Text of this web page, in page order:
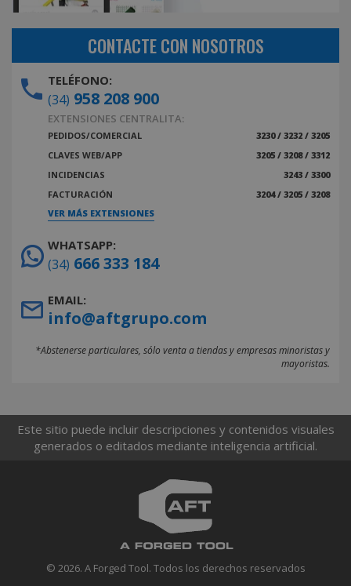
CONTACTE CON NOSOTROS
TELÉFONO:
(34) 958 208 900
EXTENSIONES CENTRALITA:
PEDIDOS/COMERCIAL
3230 / 3232 / 3205
CLAVES WEB/APP
3205 / 3208 / 3312
INCIDENCIAS
3243 / 3300
FACTURACIÓN
3204 / 3205 / 3208
VER MÁS EXTENSIONES
WHATSAPP:
(34) 666 333 184
EMAIL:
info@aftgrupo.com
*Abstenerse particulares, sólo venta a tiendas y empresas minoristas y
mayoristas.
Este sitio puede incluir descripciones y contenidos visuales
generados o editados mediante inteligencia artificial.
© 2026. A Forged Tool. Todos los derechos reservados